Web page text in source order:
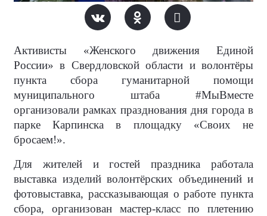
Активисты «Женского движения Единой
России» в Свердловской области и волонтёры
пункта сбора гуманитарной помощи
муниципального штаба #МыВместе
организовали рамках празднования дня города в
парке Карпинска в площадку «Своих не
бросаем!».
Для жителей и гостей праздника работала
выставка изделий волонтёрских объединений и
фотовыставка, рассказывающая о работе пункта
сбора, организован мастер-класс по плетению